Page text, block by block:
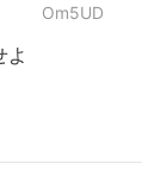
Om5UD
よ